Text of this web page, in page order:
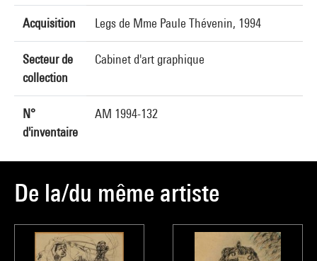
Acquisition Legs de Mme Paule Thévenin, 1994
Secteur de
collection
Cabinet d'art graphique
N°
d'inventaire
AM 1994-132
De la/du même artiste